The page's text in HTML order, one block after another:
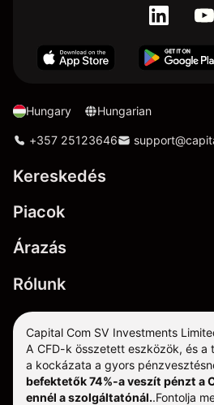
Hungary Hungarian
+357 25123646
Kereskedés
Piacok
Árazás
Rólunk
Capital Com SV Investments
A CFD-k összetett eszközök, és a
a kockázata a gyors
befektetők 74%-a veszít pénzt a
ennél a szolgáltatónál..Fontolja